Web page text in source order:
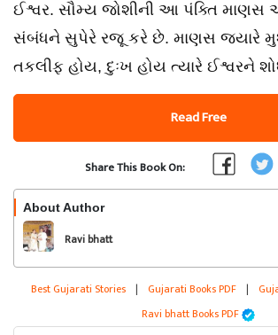
ઈશ્વર. સૌમ્ય જોશીની આ પંક્તિ માણસ
સંબંધને સુપેરે રજૂ કરે છે. માણસ જ્યારે
તકલીફ હોય, દુઃખ હોય ત્યારે ઈશ્વરને
Read Free
Share This Book On:
About Author
Ravi bhatt
Best Gujarati Stories | Gujarati Books PDF |
Ravi bhatt Books PDF